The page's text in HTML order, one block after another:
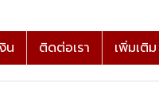
น ติดต่อเรา เพิ่มเติม